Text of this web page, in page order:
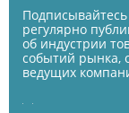
регулярно
об индустрии
событий рынка,
ведущих